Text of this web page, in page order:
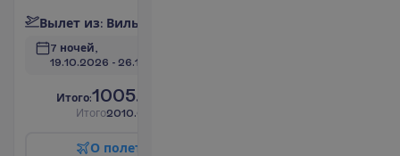
Вылет из: Виль
7 ночей,
19.10.2026 - 26.10.2026
Итого:1005.00
Итого2010.00
О полет